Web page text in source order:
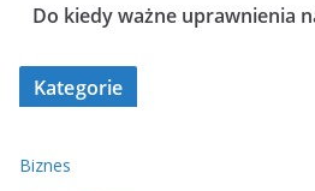
Do kiedy ważne uprawnienia
Kategorie
Biznes